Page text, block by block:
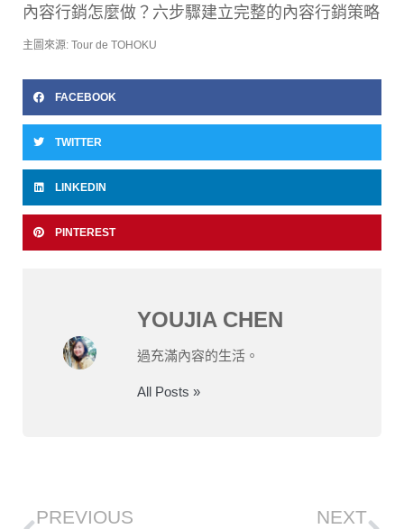
內容行銷怎麼做？六步驟建立完整的內容行銷策略
主圖來源: Tour de TOHOKU
FACEBOOK
TWITTER
LINKEDIN
PINTEREST
YOUJIA CHEN
過充滿內容的生活。
All Posts »
PREVIOUS NEXT